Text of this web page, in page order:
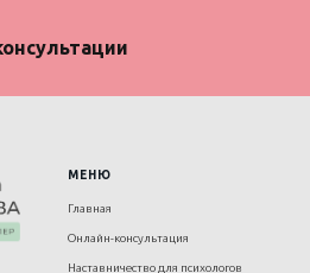
МЕНЮ
Главная
Онлайн-консультация
Наставничество для психологов